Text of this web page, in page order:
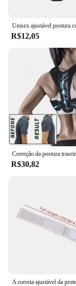
R$12,05
R$30,82